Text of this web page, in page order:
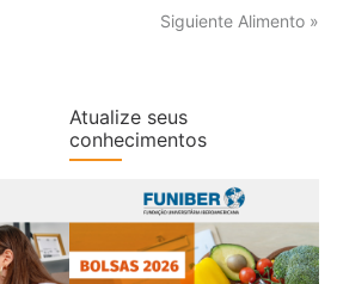
Siguiente Alimento »
Atualize seus
conhecimentos